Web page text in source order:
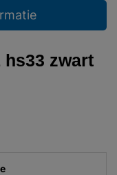
hs33 zwart